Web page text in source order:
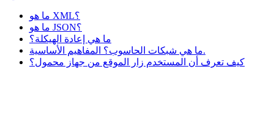
ما هو XML؟
ما هو JSON؟
ما هي إعادة الهيكلة؟
ما هي شبكات الحاسوب؟ المفاهيم الأساسية.
كيف تعرف أن المستخدم زار الموقع من جهاز محمول؟